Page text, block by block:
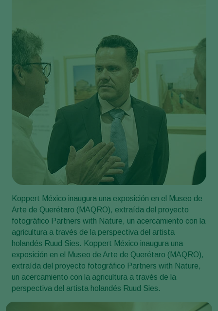
Koppert México inaugura una exposición en el Museo de
Arte de Querétaro (MAQRO), extraída del proyecto
fotográfico Partners with Nature, un acercamiento con la
agricultura a través de la perspectiva del artista
holandés Ruud Sies. Koppert México inaugura una
exposición en el Museo de Arte de Querétaro (MAQRO),
extraída del proyecto fotográfico Partners with Nature,
un acercamiento con la agricultura a través de la
perspectiva del artista holandés Ruud Sies.